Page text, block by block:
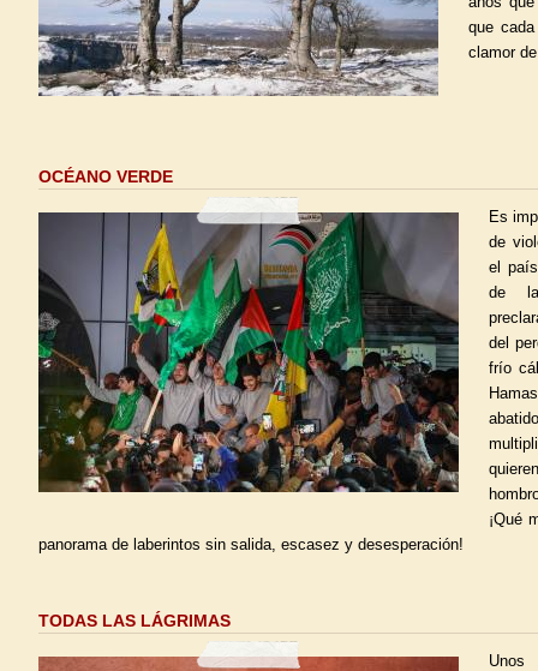
que
clamor
OCÉANO VERDE
Es
de
el
de
del
frío
¡Qué
panorama de laberintos sin salida, escasez y desesperación!
TODAS LAS LÁGRIMAS
Unos